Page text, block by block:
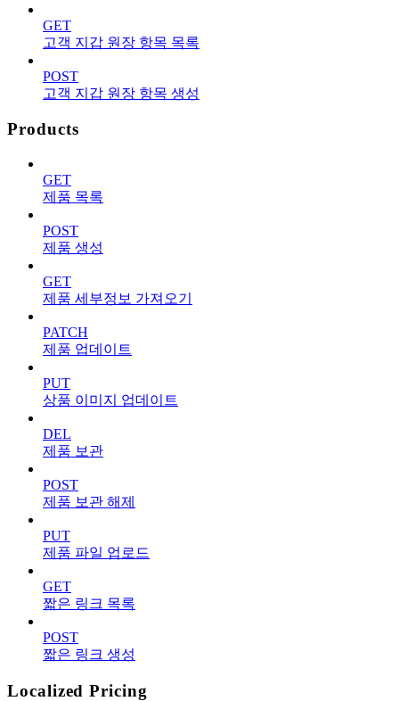
GET
고객 지갑 원장 항목 목록
POST
고객 지갑 원장 항목 생성
Products
GET
제품 목록
POST
제품 생성
GET
제품 세부정보 가져오기
PATCH
제품 업데이트
PUT
상품 이미지 업데이트
DEL
제품 보관
POST
제품 보관 해제
PUT
제품 파일 업로드
GET
짧은 링크 목록
POST
짧은 링크 생성
Localized Pricing